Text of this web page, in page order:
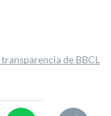
de BBCL